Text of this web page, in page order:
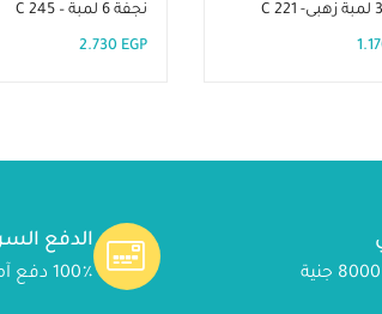
نجفة 6 لمبة – C 245
2.730 EGP
الدفع
100٪ دفع آمن